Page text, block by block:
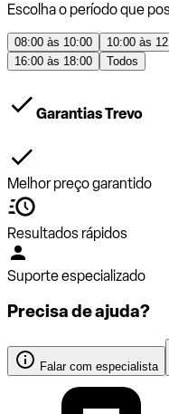
Escolha o período que
08:00 às 10:00 10:00 às
16:00 às 18:00
Todos
Garantias Trevo
Melhor preço garantido
Resultados rápidos
Suporte especializado
Precisa de ajuda?
Falar com especialista